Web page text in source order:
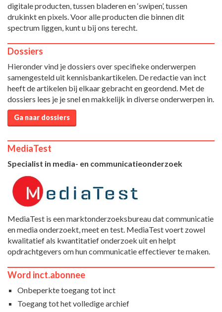
digitale producten, tussen bladeren en ‘swipen’, tussen
drukinkt en pixels. Voor alle producten die binnen dit
spectrum liggen, kunt u bij ons terecht.
Dossiers
Hieronder vind je dossiers over specifieke onderwerpen
samengesteld uit kennisbankartikelen. De redactie van inct
heeft de artikelen bij elkaar gebracht en geordend. Met de
dossiers lees je je snel en makkelijk in diverse onderwerpen in.
Ga naar dossiers
MediaTest
Specialist in media- en communicatieonderzoek
MediaTest is een marktonderzoeksbureau dat communicatie
en media onderzoekt, meet en test. MediaTest voert zowel
kwalitatief als kwantitatief onderzoek uit en helpt
opdrachtgevers om hun communicatie effectiever te maken.
Word inct.abonnee
Onbeperkte toegang tot inct
Toegang tot het volledige archief